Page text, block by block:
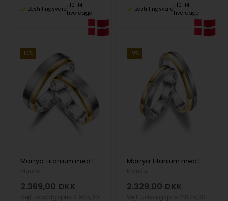
Bestillingsvare
10-14
hverdage
Bestillingsvare
10-14
hverdage
19%
Marrya Titanium med forgyldning Vielsesringe med 5 stk Zirkonia
2.369,00 DKK
19%
Marrya Titanium med forgyldning Vielsesringe med 3 stk Zirkonia
2.329,00 DKK